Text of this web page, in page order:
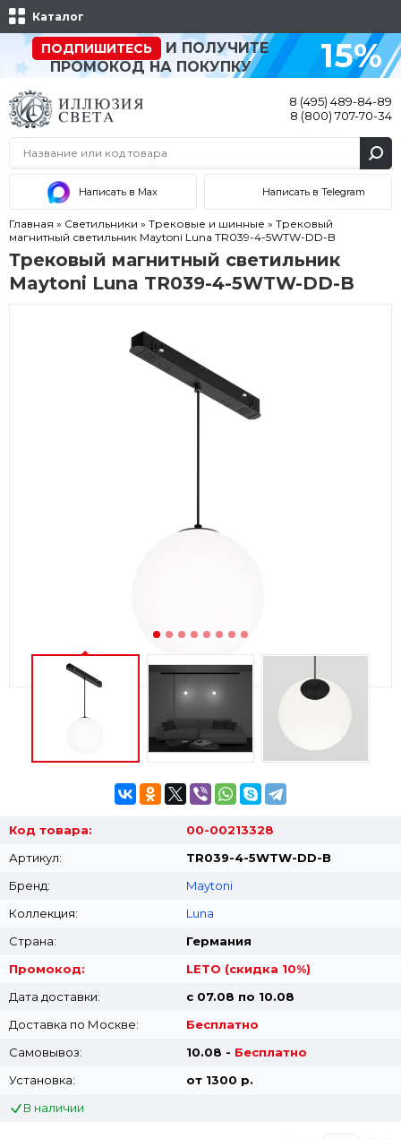
Каталог
ПОДПИШИТЕСЬ
И ПОЛУЧИТЕ
ПРОМОКОД НА ПОКУПКУ
15%
8 (495) 489-84-89
8 (800) 707-70-34
Написать в Max Написать в Telegram
Главная » Светильники » Трековые и шинные » Трековый
магнитный светильник Maytoni Luna TR039-4-5WTW-DD-B
Трековый магнитный светильник
Maytoni Luna TR039-4-5WTW-DD-B
Код товара:
00-00213328
Артикул:
TR039-4-5WTW-DD-B
Бренд:
Maytoni
Коллекция:
Luna
Страна:
Германия
Промокод:
LETO (скидка 10%)
Дата доставки:
с 07.08 по 10.08
Доставка по Москве:
Бесплатно
Самовывоз:
10.08 - Бесплатно
Установка:
от 1300 p.
В наличии